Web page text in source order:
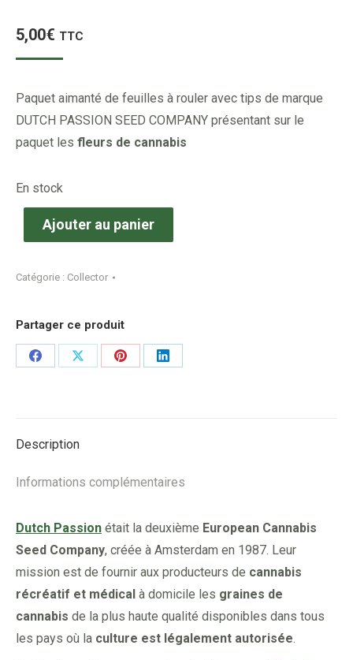
5,00€ TTC
Paquet aimanté de feuilles à rouler avec tips de marque
DUTCH PASSION SEED COMPANY présentant sur le
paquet les fleurs de cannabis
En stock
Ajouter au panier
Catégorie : Collector
Partager ce produit
Share
Share
Share
Share
Description
Informations complémentaires
Dutch Passion était la deuxième European Cannabis
Seed Company, créée à Amsterdam en 1987. Leur
mission est de fournir aux producteurs de cannabis
récréatif et médical à domicile les graines de
cannabis de la plus haute qualité disponibles dans tous
les pays où la culture est légalement autorisée.